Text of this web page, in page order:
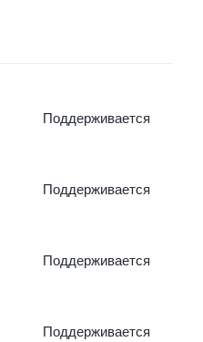
Поддерживается
Поддерживается
Поддерживается
Поддерживается